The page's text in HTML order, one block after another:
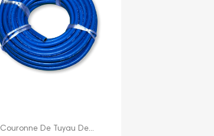
Aperçu rapide
Couronne De Tuyau De...